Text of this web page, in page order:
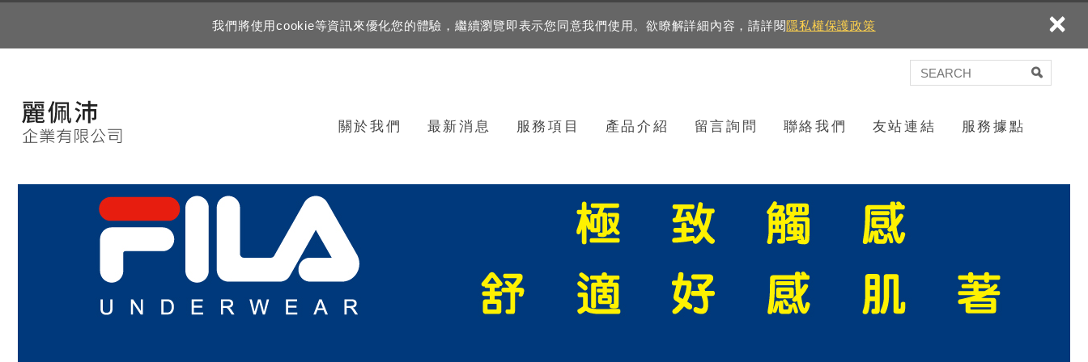
我們將使用cookie等資訊來優化您的體驗，繼續瀏覽即表示您同意我們使用。欲瞭解詳細內容，請詳閱隱私權保護政策 ×
關於我們 最新消息 服務項目 產品介紹 留言詢問 聯絡我們 友站連結 服務據點